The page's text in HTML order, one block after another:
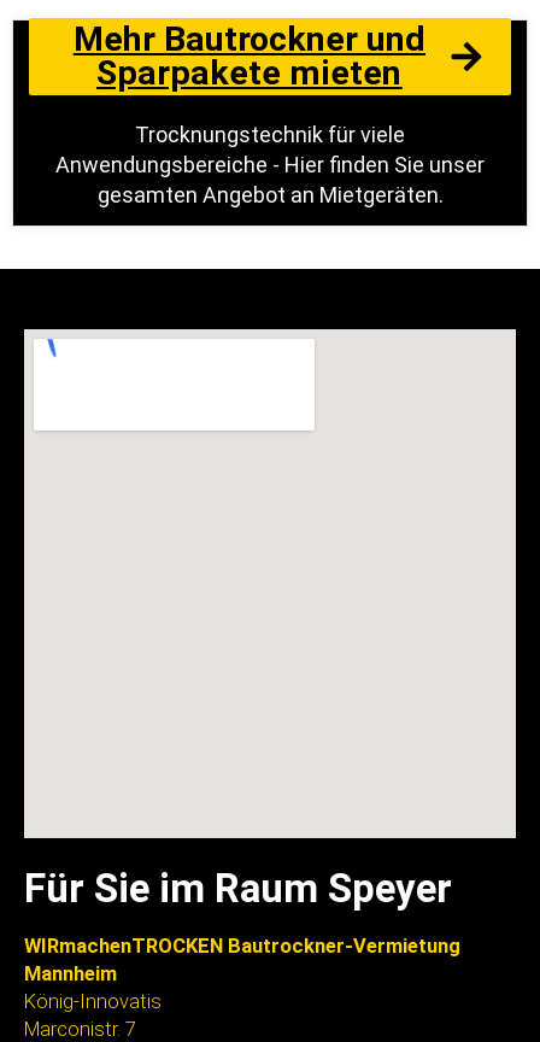
Mehr Bautrockner und
Sparpakete mieten
Trocknungstechnik für viele
Anwendungsbereiche - Hier finden Sie unser
gesamten Angebot an Mietgeräten.
Für Sie im Raum Speyer
WIRmachenTROCKEN Bautrockner-Vermietung
Mannheim
König-Innovatis
Marconistr. 7